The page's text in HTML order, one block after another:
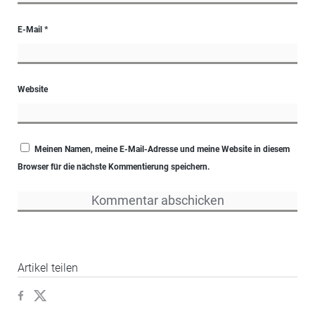
E-Mail *
Website
Meinen Namen, meine E-Mail-Adresse und meine Website in diesem
Browser für die nächste Kommentierung speichern.
Artikel teilen